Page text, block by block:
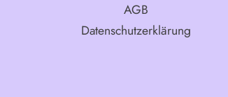
AGB
Datenschutzerklärung